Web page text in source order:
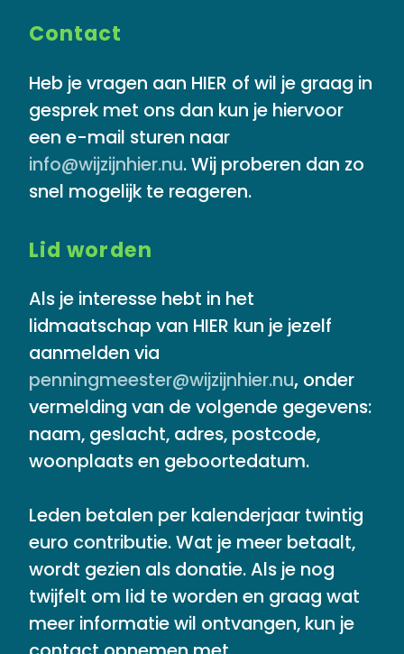
Contact
Heb je vragen aan HIER of wil je graag in
gesprek met ons dan kun je hiervoor
een e-mail sturen naar
info@wijzijnhier.nu. Wij proberen dan zo
snel mogelijk te reageren.
Lid worden
Als je interesse hebt in het
lidmaatschap van HIER kun je jezelf
aanmelden via
penningmeester@wijzijnhier.nu,onder
vermelding van de volgende gegevens:
naam, geslacht, adres, postcode,
woonplaats en geboortedatum.
Leden betalen per kalenderjaar twintig
euro contributie. Wat je meer betaalt,
wordt gezien als donatie. Als je nog
twijfelt om lid te worden en graag wat
meer informatie wil ontvangen, kun je